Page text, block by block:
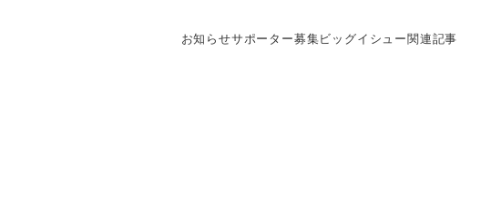
お知らせサポーター募集ビッグイシュー関連記事